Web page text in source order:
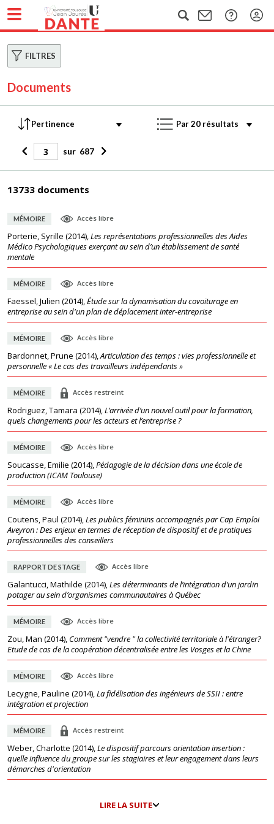
FILTRES
Documents
sur 687
13733 documents
MÉMOIRE Accès libre
Porterie, Syrille (2014),Les représentations professionnelles des Aides
Médico Psychologiques exerçant au sein d’un établissement de santé
mentale
MÉMOIRE Accès libre
Faessel, Julien (2014),Étude sur la dynamisation du covoiturage en
entreprise au sein d'un plan de déplacement inter-entreprise
MÉMOIRE Accès libre
Bardonnet, Prune (2014),Articulation des temps : vies professionnelle et
personnelle « Le cas des travailleurs indépendants »
MÉMOIRE Accès restreint
Rodriguez, Tamara (2014),L’arrivée d’un nouvel outil pour la formation,
quels changements pour les acteurs et l’entreprise ?
MÉMOIRE Accès libre
Soucasse, Emilie (2014),Pédagogie de la décision dans une école de
production (ICAM Toulouse)
MÉMOIRE Accès libre
Coutens, Paul (2014),Les publics féminins accompagnés par Cap Emploi
Aveyron : Des enjeux en termes de réception de dispositif et de pratiques
professionnelles des conseillers
RAPPORT DE STAGE Accès libre
Galantucci, Mathilde (2014),Les déterminants de l’intégration d’un jardin
potager au sein d’organismes communautaires à Québec
MÉMOIRE Accès libre
Zou, Man (2014), Comment "vendre " la collectivité territoriale à l'étranger?
Etude de cas de la coopération décentralisée entre les Vosges et la Chine
MÉMOIRE Accès libre
Lecygne, Pauline (2014),La fidélisation des ingénieurs de SSII : entre
intégration et projection
MÉMOIRE Accès restreint
Weber, Charlotte (2014),Le dispositif parcours orientation insertion :
quelle influence du groupe sur les stagiaires et leur engagement dans leurs
démarches d'orientation
LIRE LA SUITE